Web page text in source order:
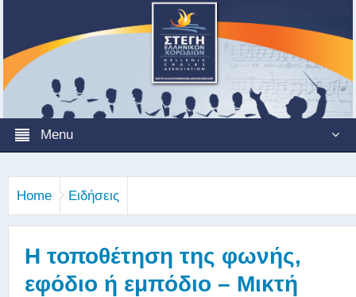
Menu
Home Ειδήσεις
Η τοποθέτηση της φωνής,
εφόδιο ή εμπόδιο – Μικτή